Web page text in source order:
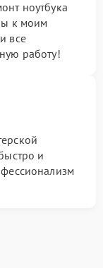
ноутбука
к моим
все
работу!
и